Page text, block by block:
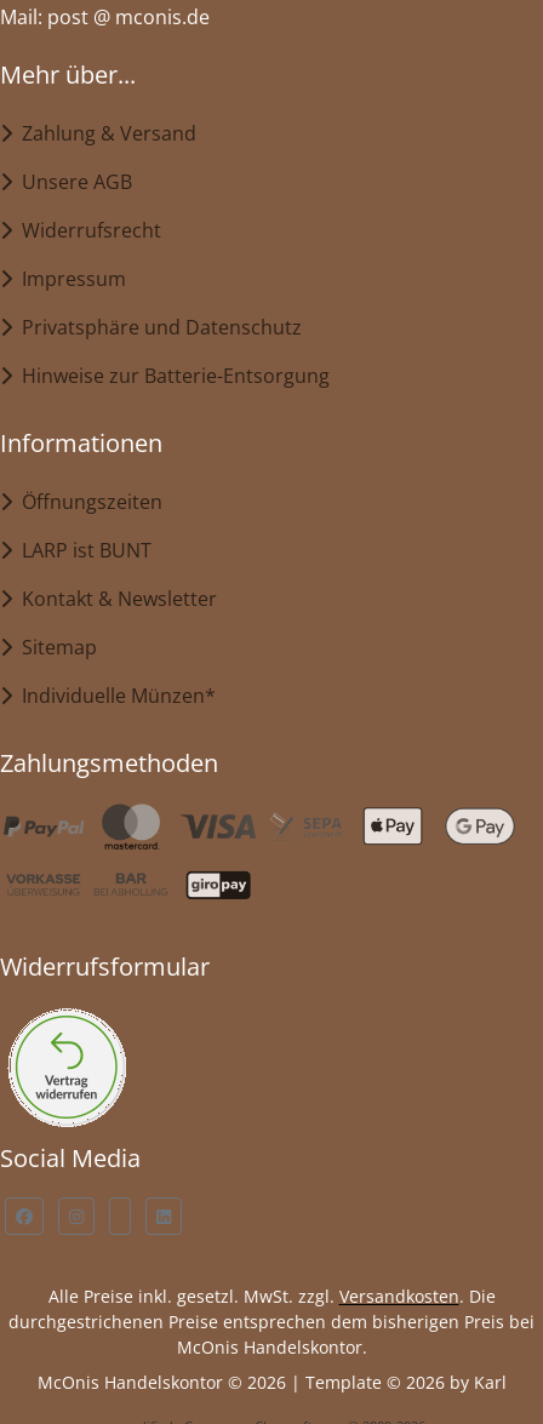
Mail: post @ mconis.de
Mehr über...
Zahlung & Versand
Unsere AGB
Widerrufsrecht
Impressum
Privatsphäre und Datenschutz
Hinweise zur Batterie-Entsorgung
Informationen
Öffnungszeiten
LARP ist BUNT
Kontakt & Newsletter
Sitemap
Individuelle Münzen*
Zahlungsmethoden
Widerrufsformular
Social Media
Alle Preise inkl. gesetzl. MwSt. zzgl. Versandkosten. Die
durchgestrichenen Preise entsprechen dem bisherigen Preis bei
McOnis Handelskontor.
McOnis Handelskontor © 2026 | Template © 2026 by Karl